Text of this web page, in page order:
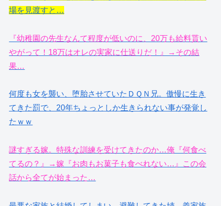
場を見渡すと…
『幼稚園の先生なんて程度が低いのに、20万も給料貰い
やがって！18万はオレの実家に仕送りだ！』→その結
果…
何度も女を襲い、堕胎させていたＤＱＮ兄。傲慢に生き
てきた罰で、20年ちょっとしか生きられない事が発覚し
たｗｗ
謎すぎる嫁。特殊な訓練を受けてきたのか…俺『何食べ
てるの？』→嫁『お肉もお菓子も食べれない…』この会
話から全てが始まった…